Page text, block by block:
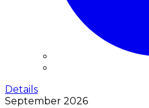
Details
September 2026